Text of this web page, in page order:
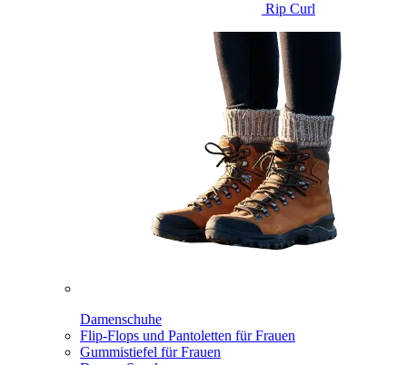
Rip Curl
Damenschuhe
Flip-Flops und Pantoletten für Frauen
Gummistiefel für Frauen